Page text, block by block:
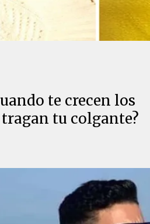
te crecen los
tu colgante?